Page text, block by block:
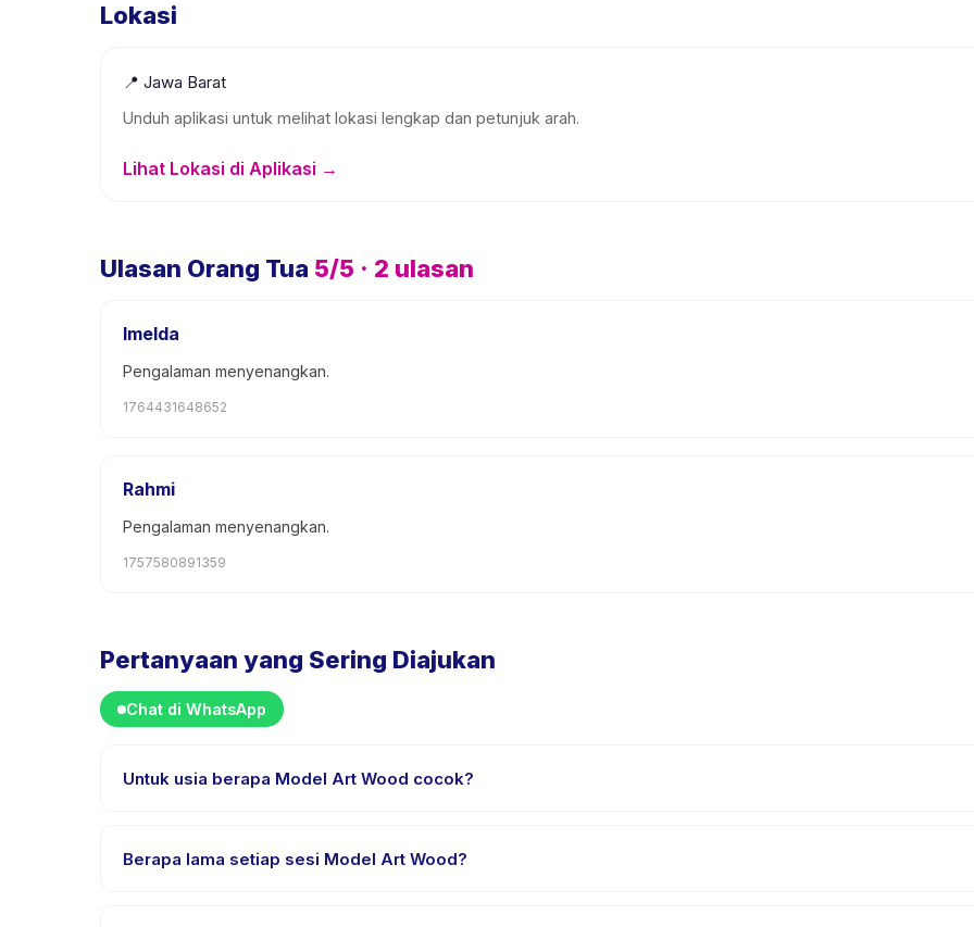
Lokasi
📍 Jawa Barat
Unduh aplikasi untuk melihat lokasi lengkap dan petunjuk arah.
Lihat Lokasi di Aplikasi →
Ulasan Orang Tua 5/5 · 2 ulasan
Imelda
Pengalaman menyenangkan.
1764431648652
Rahmi
Pengalaman menyenangkan.
1757580891359
Pertanyaan yang Sering Diajukan
Chat di WhatsApp
Untuk usia berapa Model Art Wood cocok?
anak mendapat tantangan yang sesuai.
Berapa lama setiap sesi Model Art Wood?